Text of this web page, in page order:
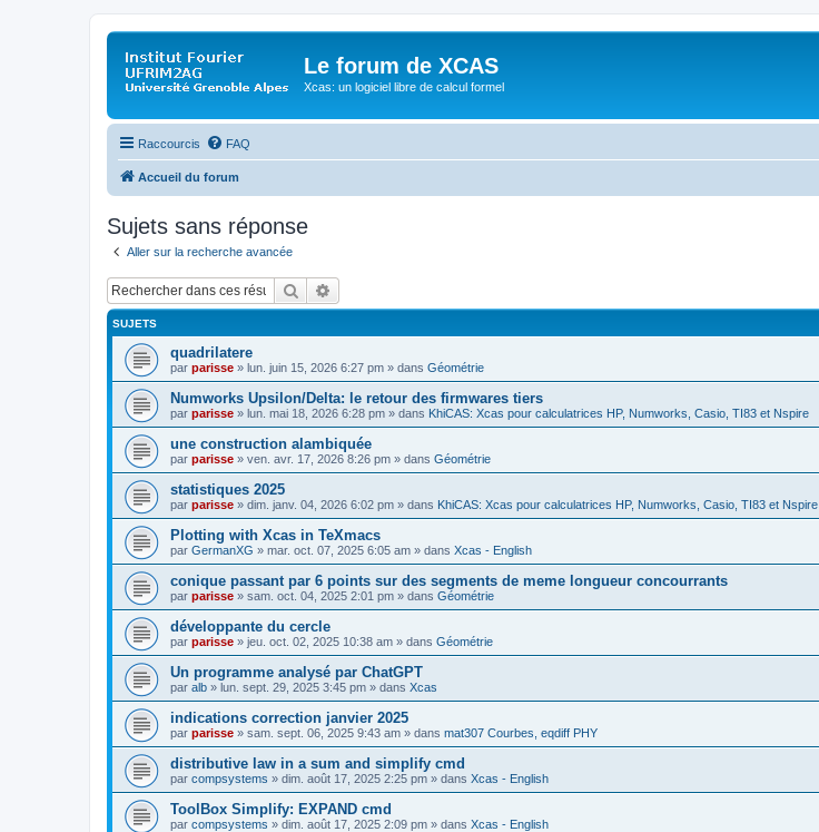
Le forum de XCAS
Xcas: un logiciel libre de calcul formel
Raccourcis FAQ
Accueil du forum
Sujets sans réponse
Aller sur la recherche avancée
Rechercher
SUJETS
quadrilatere
par parisse » lun. juin 15, 2026 6:27 pm » dans Géométrie
Numworks Upsilon/Delta: le retour des firmwares tiers
par parisse » lun. mai 18, 2026 6:28 pm » dans KhiCAS: Xcas pour calculatrices HP, Numworks, Casio, TI83 et Nspire
une construction alambiquée
par parisse » ven. avr. 17, 2026 8:26 pm » dans Géométrie
statistiques 2025
par parisse » dim. janv. 04, 2026 6:02 pm » dans KhiCAS: Xcas pour calculatrices HP, Numworks, Casio, TI83 et Nspire
Plotting with Xcas in TeXmacs
par GermanXG » mar. oct. 07, 2025 6:05 am » dans Xcas - English
conique passant par 6 points sur des segments de meme longueur concourrants
par parisse » sam. oct. 04, 2025 2:01 pm » dans Géométrie
développante du cercle
par parisse » jeu. oct. 02, 2025 10:38 am » dans Géométrie
Un programme analysé par ChatGPT
par alb » lun. sept. 29, 2025 3:45 pm » dans Xcas
indications correction janvier 2025
par parisse » sam. sept. 06, 2025 9:43 am » dans mat307 Courbes, eqdiff PHY
distributive law in a sum and simplify cmd
par compsystems » dim. août 17, 2025 2:25 pm » dans Xcas - English
ToolBox Simplify: EXPAND cmd
par compsystems » dim. août 17, 2025 2:09 pm » dans Xcas - English